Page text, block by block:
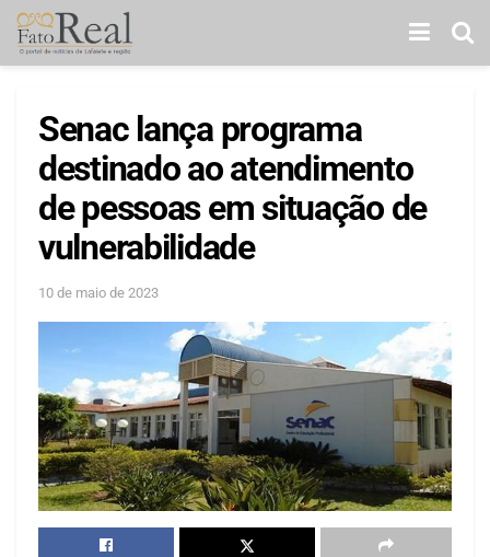
Senac lança programa
destinado ao atendimento
de pessoas em situação de
vulnerabilidade
10 de maio de 2023